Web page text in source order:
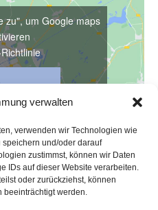
verwalten
verwenden wir Technologien wie
und/oder darauf
zustimmst, können wir Daten
IDs auf dieser Website verarbeiten.
oder zurückziehst, können
beeinträchtigt werden.
zu", um Google maps
zu